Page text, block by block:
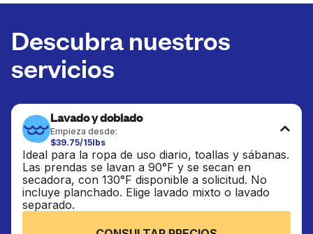
Descubra nuestros
servicios
Lavado y doblado
Empieza desde:
$39.75/15lbs
Ideal para la ropa de uso diario, toallas y sábanas.
Las prendas se lavan a 90°F y se secan en
secadora, con 130°F disponible a solicitud. No
incluye planchado. Elige lavado mixto o lavado
separado.